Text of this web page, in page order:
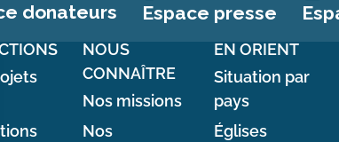
donateurs Espace presse
NOUS
CONNAÎTRE
Nos missions
Nos
EN ORIENT
Situation par
pays
Églises